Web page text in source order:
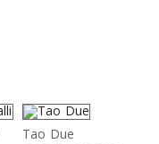
Tao Due